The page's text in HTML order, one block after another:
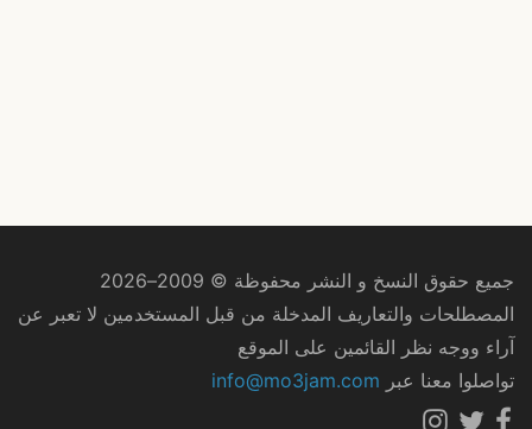
جميع حقوق النسخ و النشر محفوظة © 2009–2026
المصطلحات والتعاريف المدخلة من قبل المستخدمين لا تعبر عن
آراء ووجه نظر القائمين على الموقع
تواصلوا معنا عبر info@mo3jam.com